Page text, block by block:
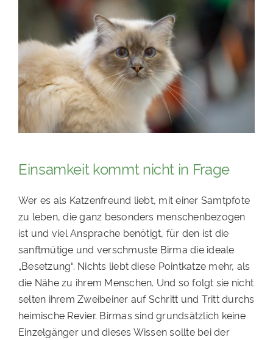
Einsamkeit kommt nicht in Frage
Wer es als Katzenfreund liebt, mit einer Samtpfote
zu leben, die ganz besonders menschenbezogen
ist und viel Ansprache benötigt, für den ist die
sanftmütige und verschmuste Birma die ideale
„Besetzung“. Nichts liebt diese Pointkatze mehr, als
die Nähe zu ihrem Menschen. Und so folgt sie nicht
selten ihrem Zweibeiner auf Schritt und Tritt durchs
heimische Revier. Birmas sind grundsätzlich keine
Einzelgänger und dieses Wissen sollte bei der